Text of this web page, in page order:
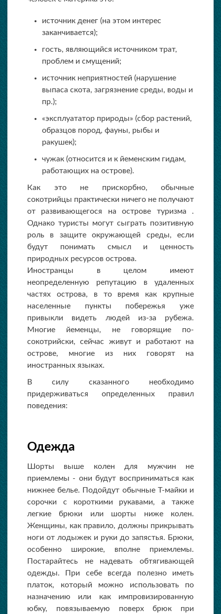
источник денег (на этом интерес
заканчивается);
гость, являющийся источником трат,
проблем и смущений;
источник неприятностей (нарушение
выпаса скота, загрязнение среды, воды и
пр.);
«эксплуататор природы» (сбор растений,
образцов пород, фауны, рыбы и
ракушек);
чужак (относится и к йеменским гидам,
работающих на острове).
Как это не прискорбно, обычные
сокотрийцы практически ничего не получают
от развивающегося на острове туризма .
Однако туристы могут сыграть позитивную
роль в защите окружающей среды, если
будут понимать смысл и ценность
природных ресурсов острова.
Иностранцы в целом имеют
неопределенную репутацию в удаленных
частях острова, в то время как крупные
населенные пункты побережья уже
привыкли видеть людей из-за рубежа.
Многие йеменцы, не говорящие по-
сокотрийски, сейчас живут и работают на
острове, многие из них говорят на
иностранных языках.
В силу сказанного необходимо
придерживаться определенных правил
поведения:
Одежда
Шорты выше колен для мужчин не
приемлемы - они будут восприниматься как
нижнее белье. Подойдут обычные Т-майки и
сорочки с короткими рукавами, а также
легкие брюки или шорты ниже колен.
Женщины, как правило, должны прикрывать
ноги от лодыжек и руки до запястья. Брюки,
особенно широкие, вполне приемлемы.
Постарайтесь не надевать обтягивающей
одежды. При себе всегда полезно иметь
платок, который можно использовать по
назначению или как импровизированную
юбку, повязываемую поверх брюк при